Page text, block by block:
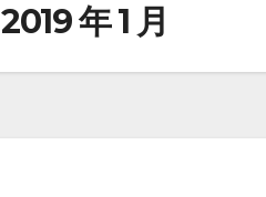
2019 年 1 月